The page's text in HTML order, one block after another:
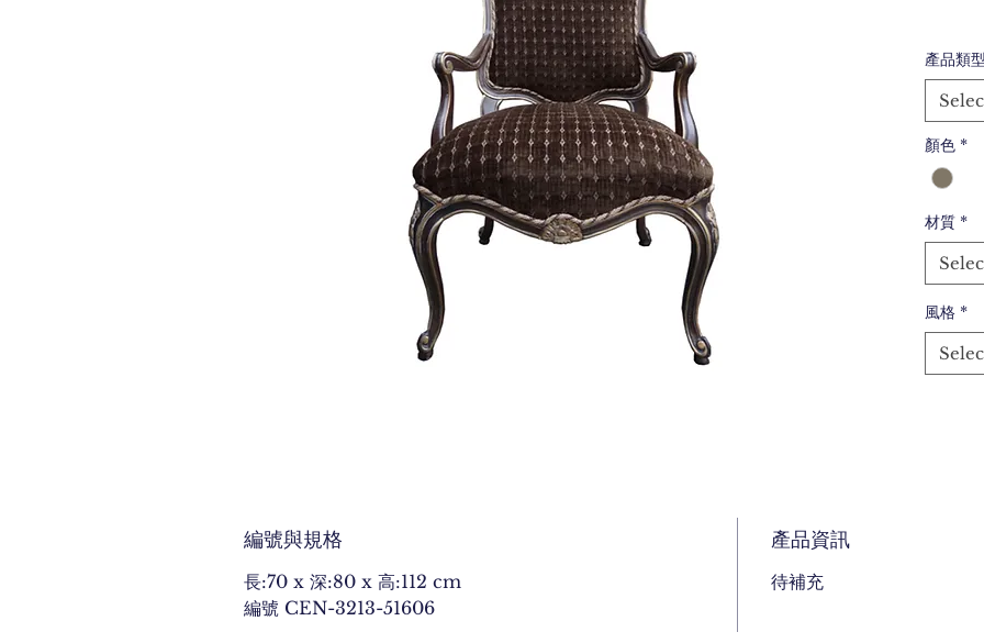
產品類
顏色 *
材質 *
風格 *
編號與規格
長:70 x 深:80 x 高:112 cm
編號 CEN-3213-51606
產品資訊
待補充